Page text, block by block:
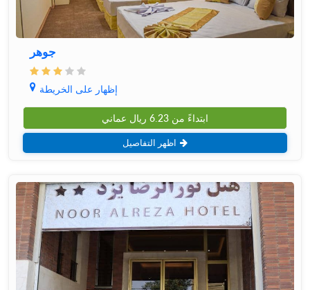
جوهر
إظهار على الخريطة
ابتداءً من 6.23 ريال عماني
اظهر التفاصيل